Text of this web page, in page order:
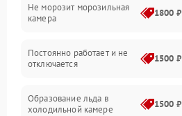
Дренаж
Не морозит морозильная
камера
1800 ₽
Постоянно работает и не
отключается
1500 ₽
Образование льда в
холодильной камере
1500 ₽